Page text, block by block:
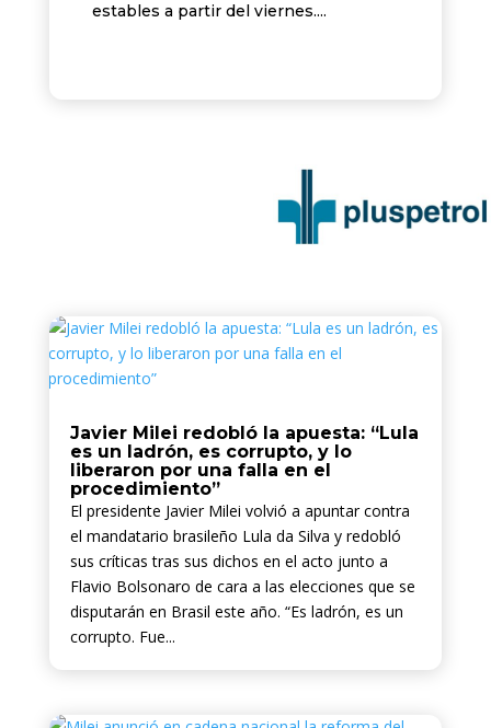
estables a partir del viernes....
Javier Milei redobló la apuesta: “Lula
es un ladrón, es corrupto, y lo
liberaron por una falla en el
procedimiento”
El presidente Javier Milei volvió a apuntar contra
el mandatario brasileño Lula da Silva y redobló
sus críticas tras sus dichos en el acto junto a
Flavio Bolsonaro de cara a las elecciones que se
disputarán en Brasil este año. “Es ladrón, es un
corrupto. Fue...